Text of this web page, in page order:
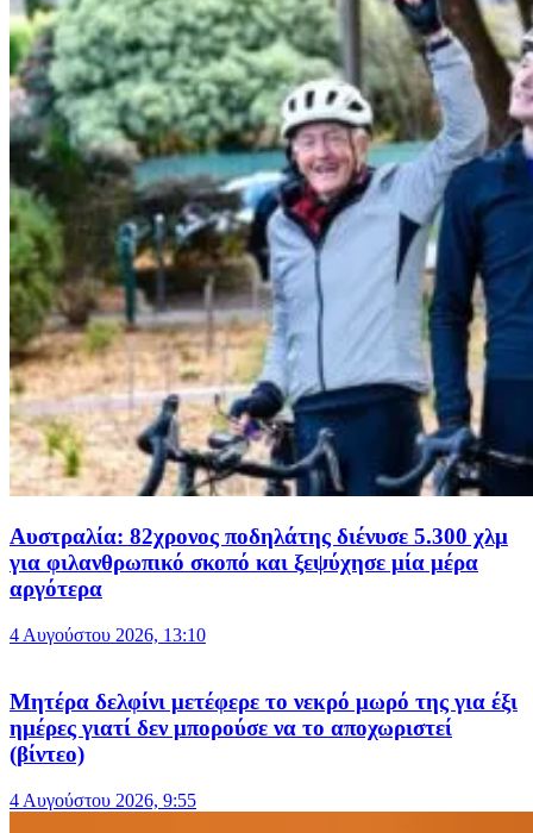
Αυστραλία: 82χρονος ποδηλάτης διένυσε 5.300 χλμ
για φιλανθρωπικό σκοπό και ξεψύχησε μία μέρα
αργότερα
4 Αυγούστου 2026, 13:10
Μητέρα δελφίνι μετέφερε το νεκρό μωρό της για έξι
ημέρες γιατί δεν μπορούσε να το αποχωριστεί
(βίντεο)
4 Αυγούστου 2026, 9:55